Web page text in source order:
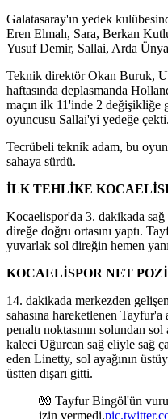
Galatasaray'ın yedek
Eren Elmalı, Sara, Berkan
Yusuf Demir, Sallai, Arda
Teknik direktör Okan Buruk,
haftasında deplasmanda
maçın ilk 11'inde 2 değişikliğe
oyuncusu Sallai'yi yedeğe çekti.
Tecrübeli teknik adam, bu
sahaya sürdü.
İLK TEHLİKE
Kocaelispor'da 3. dakikada
direğe doğru ortasını yaptı.
yuvarlak sol direğin hemen
KOCAELİSPOR NET
14. dakikada merkezden
sahasına hareketlenen
penaltı noktasının solundan
kaleci Uğurcan sağ eliyle sağ
eden Linetty, sol ayağının
üstten dışarı gitti.
🧤 Tayfur Bingöl'ün
izin vermedi.